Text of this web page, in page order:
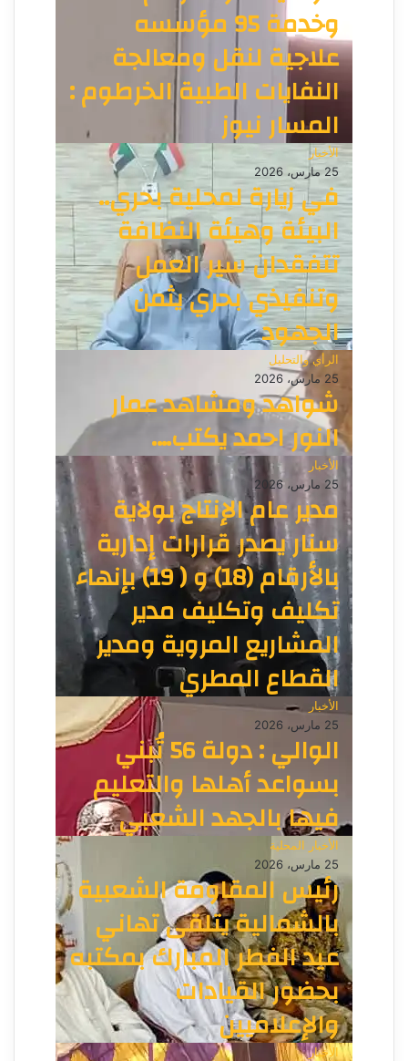
وخدمة 95 مؤسسه
علاجية لنقل ومعالجة
النفايات الطبية الخرطوم :
المسار نيوز
الأخبار
25 مارس، 2026
في زيارة لمحلية بحري..
البيئة وهيئة النظافة
تتفقدان سير العمل
وتنفيذي بحري يثمن
الجهود
الرأي والتحليل
25 مارس، 2026
شواهد ومشاهد عمار
النور احمد يكتب….
الأخبار
25 مارس، 2026
مدير عام الإنتاج بولاية
سنار يصدر قرارات إدارية
بالأرقام (18) و ( 19) بإنهاء
تكليف وتكليف مدير
المشاريع المروية ومدير
القطاع المطري
الأخبار
25 مارس، 2026
الوالي : دولة 56 تُبني
بسواعد أهلها والتعليم
فيها بالجهد الشعبي
الأخبار المحلية
25 مارس، 2026
رئيس المقاومة الشعبية
بالشمالية يتلقى تهاني
عيد الفطر المبارك بمكتبه
بحضور القيادات
والإعلاميين
الأخبار